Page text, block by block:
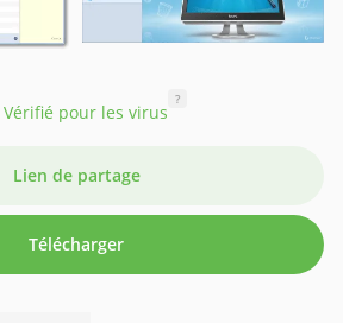
Vérifié pour les virus
?
Lien de partage
Télécharger